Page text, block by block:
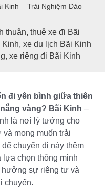
Kinh – Trải Nghiệm Đảo
thuận, thuê xe đi Bãi
Kinh, xe du lịch Bãi Kinh
, xe riêng đi Bãi Kinh
đi yên bình giữa thiên
vàng? Bãi Kinh –
là nơi lý tưởng cho
mong muốn trải
chuyến đi này thêm
lựa chọn thông minh
hưởng sự riêng tư và
chuyển.